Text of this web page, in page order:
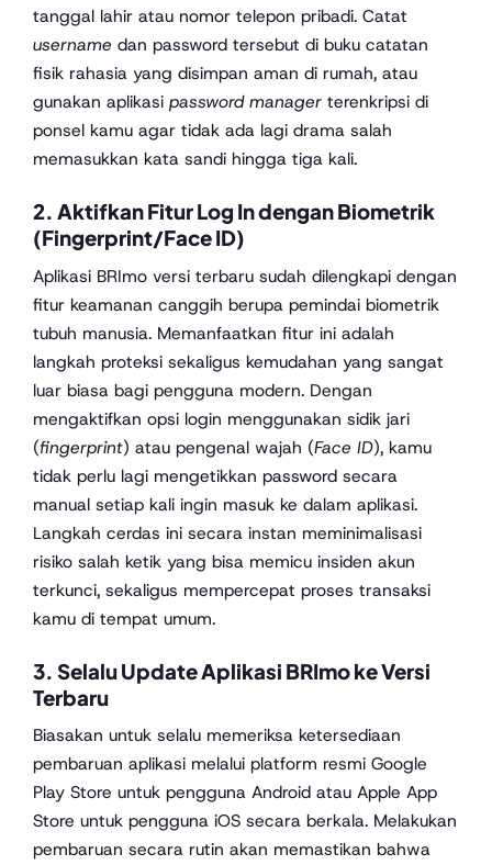
tanggal lahir atau nomor telepon pribadi. Catat
username dan password tersebut di buku catatan
fisik rahasia yang disimpan aman di rumah, atau
gunakan aplikasi password manager terenkripsi di
ponsel kamu agar tidak ada lagi drama salah
memasukkan kata sandi hingga tiga kali.
2. Aktifkan Fitur Log In dengan Biometrik
(Fingerprint/Face ID)
Aplikasi BRImo versi terbaru sudah dilengkapi dengan
fitur keamanan canggih berupa pemindai biometrik
tubuh manusia. Memanfaatkan fitur ini adalah
langkah proteksi sekaligus kemudahan yang sangat
luar biasa bagi pengguna modern. Dengan
mengaktifkan opsi login menggunakan sidik jari
(fingerprint) atau pengenal wajah (Face ID), kamu
tidak perlu lagi mengetikkan password secara
manual setiap kali ingin masuk ke dalam aplikasi.
Langkah cerdas ini secara instan meminimalisasi
risiko salah ketik yang bisa memicu insiden akun
terkunci, sekaligus mempercepat proses transaksi
kamu di tempat umum.
3. Selalu Update Aplikasi BRImo ke Versi
Terbaru
Biasakan untuk selalu memeriksa ketersediaan
pembaruan aplikasi melalui platform resmi Google
Play Store untuk pengguna Android atau Apple App
Store untuk pengguna iOS secara berkala. Melakukan
pembaruan secara rutin akan memastikan bahwa